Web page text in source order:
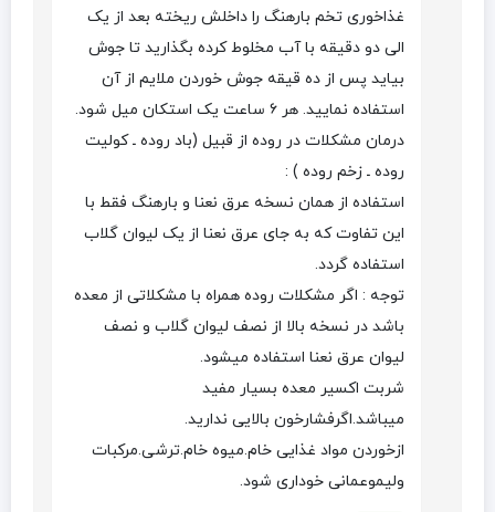
غذاخوری تخم بارهنگ را داخلش ریخته بعد از یک
الی دو دقیقه با آب مخلوط کرده بگذارید تا جوش
بیاید پس از ده قیقه جوش خوردن ملایم از آن
استفاده نمایید. هر ۶ ساعت یک استکان میل شود.
درمان مشکلات در روده از قبیل (باد روده ـ کولیت
روده ـ زخم روده ) :
استفاده از همان نسخه عرق نعنا و بارهنگ فقط با
این تفاوت که به جای عرق نعنا از یک لیوان گلاب
استفاده گردد.
توجه : اگر مشکلات روده همراه با مشکلاتی از معده
باشد در نسخه بالا از نصف لیوان گلاب و نصف
لیوان عرق نعنا استفاده میشود.
شربت اکسیر معده بسیار مفید
میباشد.اگرفشارخون بالایی ندارید.
ازخوردن مواد غذایی خام.میوه خام.ترشی.مرکبات
ولیموعمانی خوداری شود.